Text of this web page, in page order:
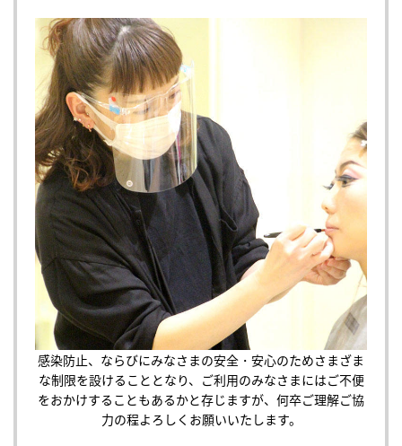
感染防止、ならびにみなさまの安全・安心のためさまざま
な制限を設けることとなり、ご利用のみなさまにはご不便
をおかけすることもあるかと存じますが、何卒ご理解ご協
力の程よろしくお願いいたします。